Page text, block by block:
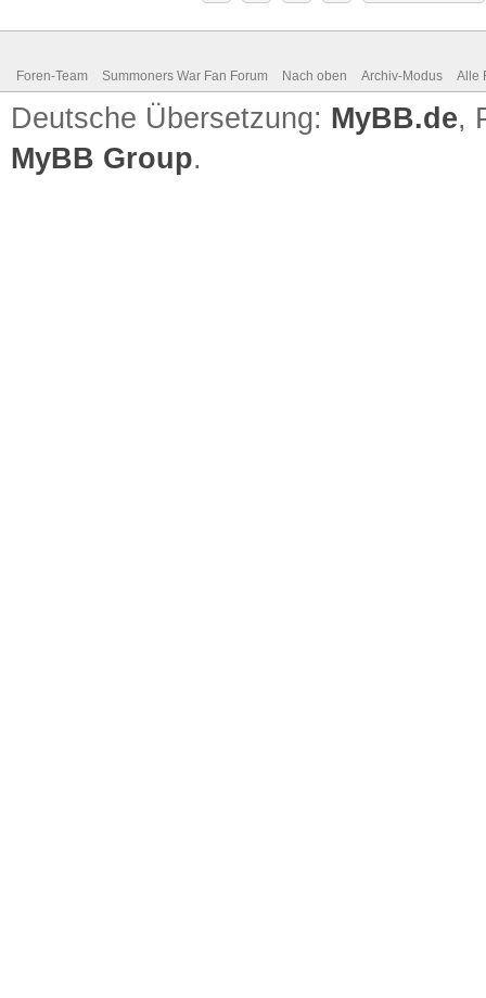
Foren-Team Summoners War Fan Forum Nach oben Archiv-Modus Alle
Deutsche Übersetzung: MyBB.de,
MyBB Group.